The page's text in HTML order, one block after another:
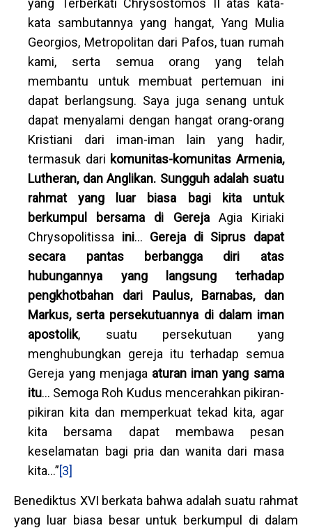
yang Terberkati Chrysostomos II atas kata-
kata sambutannya yang hangat, Yang Mulia
Georgios, Metropolitan dari Pafos, tuan rumah
kami, serta semua orang yang telah
membantu untuk membuat pertemuan ini
dapat berlangsung. Saya juga senang untuk
dapat menyalami dengan hangat orang-orang
Kristiani dari iman-iman lain yang hadir,
termasuk dari komunitas-komunitas Armenia,
Lutheran, dan Anglikan. Sungguh adalah suatu
rahmat yang luar biasa bagi kita untuk
berkumpul bersama di Gereja Agia Kiriaki
Chrysopolitissa ini… Gereja di Siprus dapat
secara pantas berbangga diri atas
hubungannya yang langsung terhadap
pengkhotbahan dari Paulus, Barnabas, dan
Markus, serta persekutuannya di dalam iman
apostolik, suatu persekutuan yang
menghubungkan gereja itu terhadap semua
Gereja yang menjaga aturan iman yang sama
itu… Semoga Roh Kudus mencerahkan pikiran-
pikiran kita dan memperkuat tekad kita, agar
kita bersama dapat membawa pesan
keselamatan bagi pria dan wanita dari masa
kita…”[3]
Benediktus XVI berkata bahwa adalah suatu rahmat
yang luar biasa besar untuk berkumpul di dalam